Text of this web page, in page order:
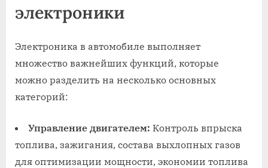
электроники
Электроника в автомобиле выполняет
множество важнейших функций, которые
можно разделить на несколько основных
категорий:
Управление двигателем: Контроль впрыска
топлива, зажигания, состава выхлопных газов
для оптимизации мощности, экономии топлива